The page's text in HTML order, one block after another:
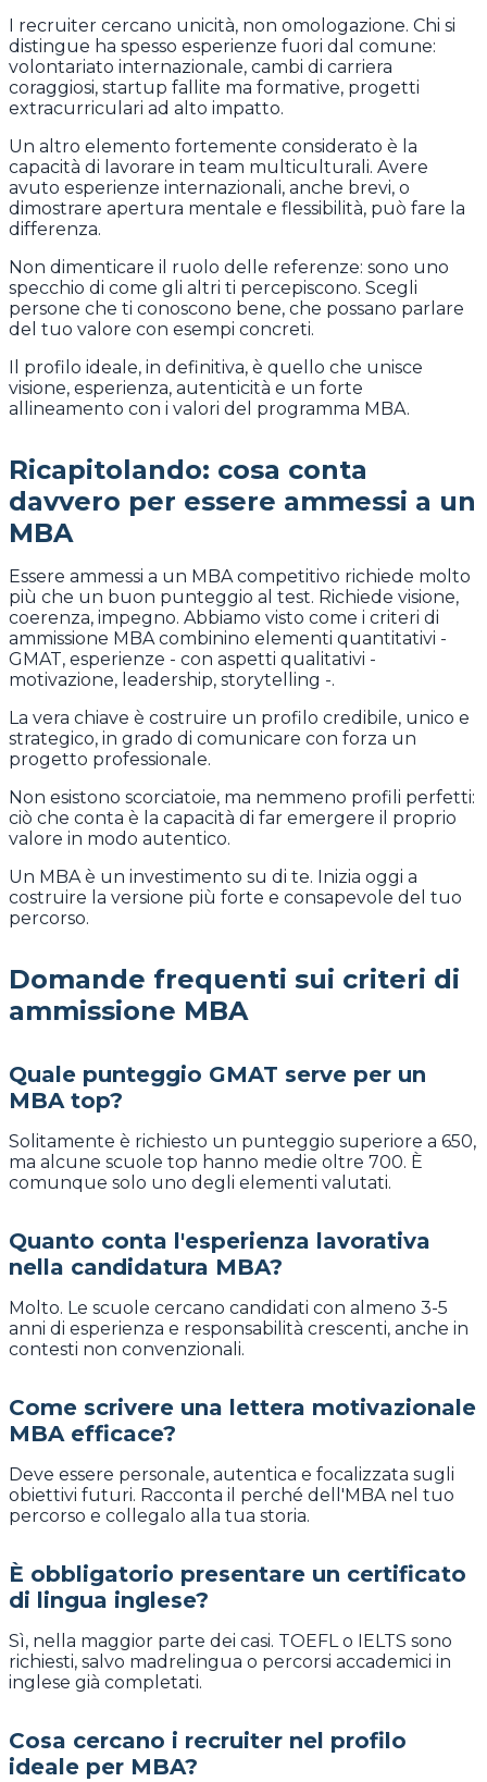
I recruiter cercano unicità, non omologazione. Chi si
distingue ha spesso esperienze fuori dal comune:
volontariato internazionale, cambi di carriera
coraggiosi, startup fallite ma formative, progetti
extracurriculari ad alto impatto.
Un altro elemento fortemente considerato è la
capacità di lavorare in team multiculturali. Avere
avuto esperienze internazionali, anche brevi, o
dimostrare apertura mentale e flessibilità, può fare la
differenza.
Non dimenticare il ruolo delle referenze: sono uno
specchio di come gli altri ti percepiscono. Scegli
persone che ti conoscono bene, che possano parlare
del tuo valore con esempi concreti.
Il profilo ideale, in definitiva, è quello che unisce
visione, esperienza, autenticità e un forte
allineamento con i valori del programma MBA.
Ricapitolando: cosa conta
davvero per essere ammessi a un
MBA
Essere ammessi a un MBA competitivo richiede molto
più che un buon punteggio al test. Richiede visione,
coerenza, impegno. Abbiamo visto come i criteri di
ammissione MBA combinino elementi quantitativi -
GMAT, esperienze - con aspetti qualitativi -
motivazione, leadership, storytelling -.
La vera chiave è costruire un profilo credibile, unico e
strategico, in grado di comunicare con forza un
progetto professionale.
Non esistono scorciatoie, ma nemmeno profili perfetti:
ciò che conta è la capacità di far emergere il proprio
valore in modo autentico.
Un MBA è un investimento su di te. Inizia oggi a
costruire la versione più forte e consapevole del tuo
percorso.
Domande frequenti sui criteri di
ammissione MBA
Quale punteggio GMAT serve per un
MBA top?
Solitamente è richiesto un punteggio superiore a 650,
ma alcune scuole top hanno medie oltre 700. È
comunque solo uno degli elementi valutati.
Quanto conta l'esperienza lavorativa
nella candidatura MBA?
Molto. Le scuole cercano candidati con almeno 3-5
anni di esperienza e responsabilità crescenti, anche in
contesti non convenzionali.
Come scrivere una lettera motivazionale
MBA efficace?
Deve essere personale, autentica e focalizzata sugli
obiettivi futuri. Racconta il perché dell'MBA nel tuo
percorso e collegalo alla tua storia.
È obbligatorio presentare un certificato
di lingua inglese?
Sì, nella maggior parte dei casi. TOEFL o IELTS sono
richiesti, salvo madrelingua o percorsi accademici in
inglese già completati.
Cosa cercano i recruiter nel profilo
ideale per MBA?